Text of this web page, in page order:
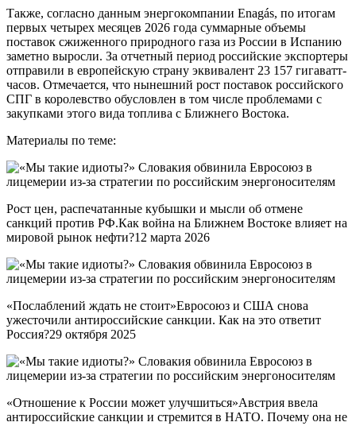
Также, согласно данным энергокомпании Enagás, по итогам
первых четырех месяцев 2026 года суммарные объемы
поставок сжиженного природного газа из России в Испанию
заметно выросли. За отчетный период российские экспортеры
отправили в европейскую страну эквивалент 23 157 гигаватт-
часов. Отмечается, что нынешний рост поставок российского
СПГ в королевство обусловлен в том числе проблемами с
закупками этого вида топлива с Ближнего Востока.
Материалы по теме:
Рост цен, распечатанные кубышки и мысли об отмене
санкций против РФ.Как война на Ближнем Востоке влияет на
мировой рынок нефти?12 марта 2026
«Послаблений ждать не стоит»Евросоюз и США снова
ужесточили антироссийские санкции. Как на это ответит
Россия?29 октября 2025
«Отношение к России может улучшиться»Австрия ввела
антироссийские санкции и стремится в НАТО. Почему она не